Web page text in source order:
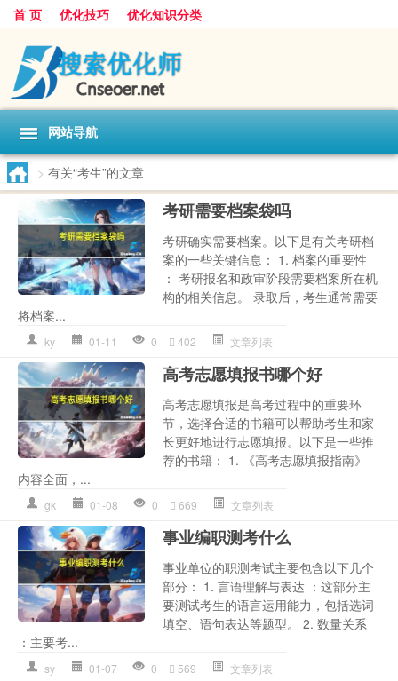
首 页 优化技巧 优化知识分类
网站导航
> 有关“考生”的文章
考研需要档案袋吗
考研确实需要档案。以下是有关考研档
案的一些关键信息： 1. 档案的重要性
： 考研报名和政审阶段需要档案所在机
构的相关信息。 录取后，考生通常需要
将档案...
ky 01-11 0 402 文章列表
高考志愿填报书哪个好
高考志愿填报是高考过程中的重要环
节，选择合适的书籍可以帮助考生和家
长更好地进行志愿填报。以下是一些推
荐的书籍： 1. 《高考志愿填报指南》
内容全面，...
gk 01-08 0 669 文章列表
事业编职测考什么
事业单位的职测考试主要包含以下几个
部分： 1. 言语理解与表达 ：这部分主
要测试考生的语言运用能力，包括选词
填空、语句表达等题型。 2. 数量关系
：主要考...
sy 01-07 0 569 文章列表